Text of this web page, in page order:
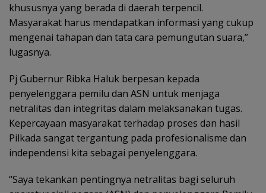
khususnya yang berada di daerah terpencil.
Masyarakat harus mendapatkan informasi yang cukup
mengenai tahapan dan tata cara pemungutan suara,”
lugasnya.
Pj Gubernur Ribka Haluk berpesan kepada
penyelenggara pemilu dan ASN untuk menjaga
netralitas dan integritas dalam melaksanakan tugas.
Kepercayaan masyarakat terhadap proses dan hasil
Pilkada sangat tergantung pada profesionalisme dan
independensi kita sebagai penyelenggara.
“Saya tekankan pentingnya netralitas bagi seluruh